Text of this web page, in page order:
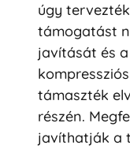
úgy
támogatást
javítását és
támaszték
részén.
javíthatják a